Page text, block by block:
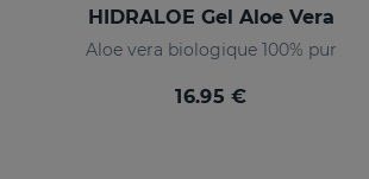
HIDRALOE Gel Aloe Vera
Aloe vera biologique 100% pur
16.95 €